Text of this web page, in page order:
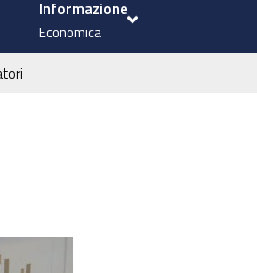
Informazione
Economica